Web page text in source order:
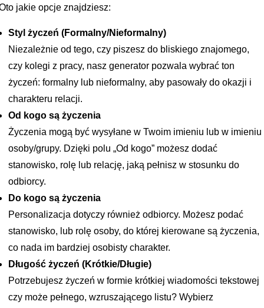
jakie opcje znajdziesz:
Styl życzeń (Formalny/Nieformalny)
Niezależnie od tego, czy piszesz do bliskiego znajomego,
czy kolegi z pracy, nasz generator pozwala wybrać ton
życzeń: formalny lub nieformalny, aby pasowały do okazji i
charakteru relacji.
Od kogo są życzenia
Życzenia mogą być wysyłane w Twoim imieniu lub w imieniu
osoby/grupy. Dzięki polu „Od kogo” możesz dodać
stanowisko, rolę lub relację, jaką pełnisz w stosunku do
odbiorcy.
Do kogo są życzenia
Personalizacja dotyczy również odbiorcy. Możesz podać
stanowisko, lub rolę osoby, do której kierowane są życzenia,
co nada im bardziej osobisty charakter.
Długość życzeń (Krótkie/Długie)
Potrzebujesz życzeń w formie krótkiej wiadomości tekstowej
czy może pełnego, wzruszającego listu? Wybierz